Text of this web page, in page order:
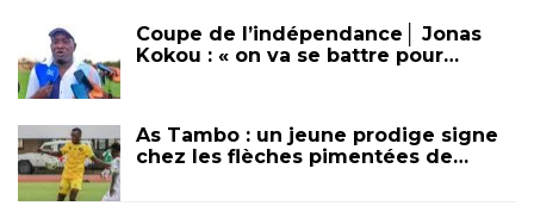
Coupe de l’indépendance│ Jonas
Kokou : « on va se battre pour…
As Tambo : un jeune prodige signe
chez les flèches pimentées de…